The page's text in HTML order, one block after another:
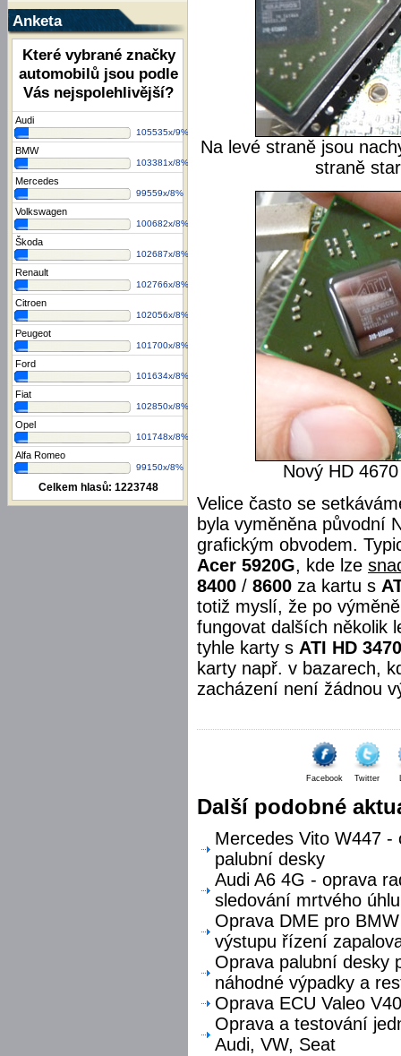
Anketa
Které vybrané značky
automobilů jsou podle
Vás nejspolehlivější?
Audi
105535x/9%
BMW
103381x/8%
Mercedes
99559x/8%
Volkswagen
100682x/8%
Škoda
102687x/8%
Renault
102766x/8%
Citroen
102056x/8%
Peugeot
101700x/8%
Ford
101634x/8%
Fiat
102850x/8%
Opel
101748x/8%
Alfa Romeo
99150x/8%
Celkem hlasů: 1223748
Na levé straně jsou
straně
Nový HD
Velice často se
byla vyměněna původní
grafickým obvodem.
Acer 5920G, kde lze
8400 / 8600 za kartu s
totiž myslí, že po
fungovat dalších několik
tyhle karty s ATI HD 3470
karty např. v bazarech,
zacházení není žádnou
Facebook Twitter
Další podobné
Mercedes Vito W447
palubní desky
Audi A6 4G - oprava
sledování mrtvého úhlu
Oprava DME pro
výstupu řízení
Oprava palubní desky
náhodné výpadky a
Oprava ECU Valeo
Oprava a testování
Audi, VW, Seat